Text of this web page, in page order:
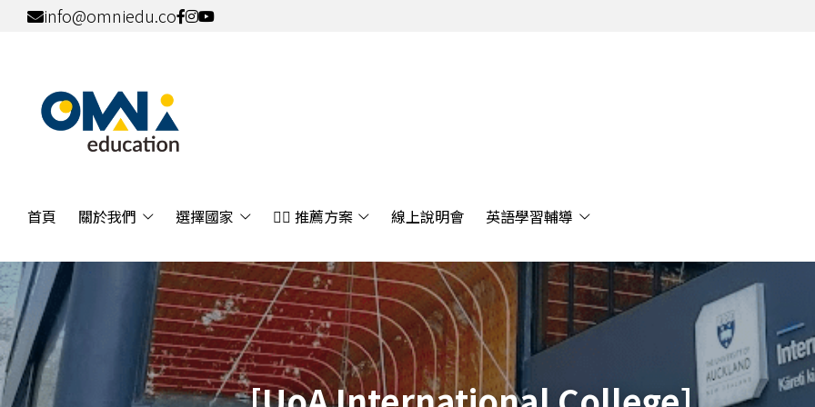
info@omniedu.co
首頁 關於我們 選擇國家 👍🏻 推薦方案 線上說明會 英語學習輔導